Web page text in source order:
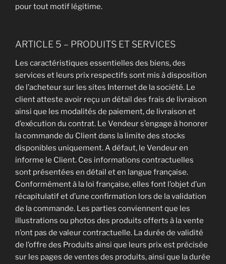
pour tout motif légitime.
ARTICLE 5 – PRODUITS ET SERVICES
Les caractéristiques essentielles des biens, des
services et leurs prix respectifs sont mis à disposition
de l’acheteur sur les sites Internet de la société. Le
client atteste avoir reçu un détail des frais de livraison
ainsi que les modalités de paiement, de livraison et
d’exécution du contrat. Le Vendeur s’engage à honorer
la commande du Client dans la limite des stocks
disponibles uniquement. A défaut, le Vendeur en
informe le Client. Ces informations contractuelles
sont présentées en détail et en langue française.
Conformément à la loi française, elles font l’objet d’un
récapitulatif et d’une confirmation lors de la validation
de la commande. Les parties conviennent que les
illustrations ou photos des produits offerts à la vente
n’ont pas de valeur contractuelle. La durée de validité
de l’offre des Produits ainsi que leurs prix est précisée
sur les pages de ventes des produits, ainsi que la durée